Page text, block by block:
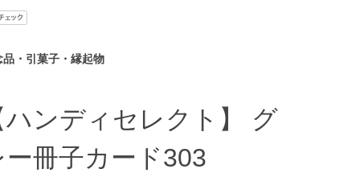
品・引菓子・縁起物
ハンディセレクト】 グ
ー冊子カード303